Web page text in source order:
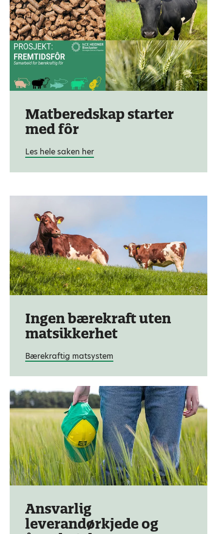
Matberedskap starter
med fôr
Les hele saken her
Ingen bærekraft uten
matsikkerhet
Bærekraftig matsystem
Ansvarlig
leverandørkjede og